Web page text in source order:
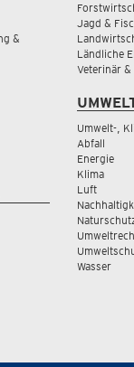
&
Jagd &
Ländliche
Veterinär
Umwelt-,
Abfall
Energie
Klima
Luft
Wasser